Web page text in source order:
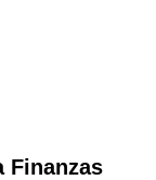
Finanzas